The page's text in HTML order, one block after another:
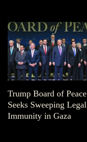
Trump Board of Peace
Seeks Sweeping Legal
Immunity in Gaza